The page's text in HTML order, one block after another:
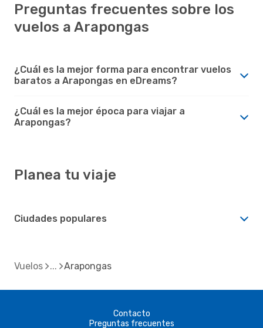
Preguntas frecuentes sobre los
vuelos a Arapongas
¿Cuál es la mejor forma para encontrar vuelos
baratos a Arapongas en eDreams?
¿Cuál es la mejor época para viajar a
Arapongas?
Planea tu viaje
Ciudades populares
Vuelos Arapongas
Contacto
Preguntas frecuentes